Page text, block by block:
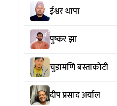
ईश्वर थापा
पुष्कर झा
चुडामणि बस्ताकोटी
दीप प्रसाद अर्याल